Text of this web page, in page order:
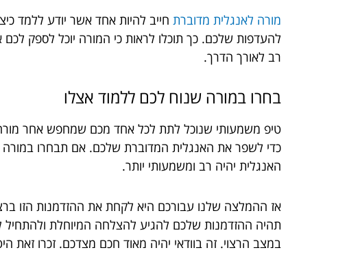
מורה לאנגלית מדוברת חייב להיות אחד אשר יודע ללמד
להעדפות שלכם. כך תוכלו לראות כי המורה יוכל לספק
רב לאורך הדרך.
בחרו במורה שנוח לכם ללמוד אצלו
טיפ משמעותי שנוכל לתת לכל אחד מכם שמחפש אחר מורה
כדי לשפר את האנגלית המדוברת שלכם. אם תבחרו במורה
האנגלית יהיה רב ומשמעותי יותר.
אז ההמלצה שלנו עבורכם היא לקחת את ההזדמנות הזו
תהיה ההזדמנות שלכם להגיע להצלחה המיוחלת ולהתחיל
במצב הרצוי. זה בוודאי יהיה מאוד חכם מצדכם. זכרו זאת